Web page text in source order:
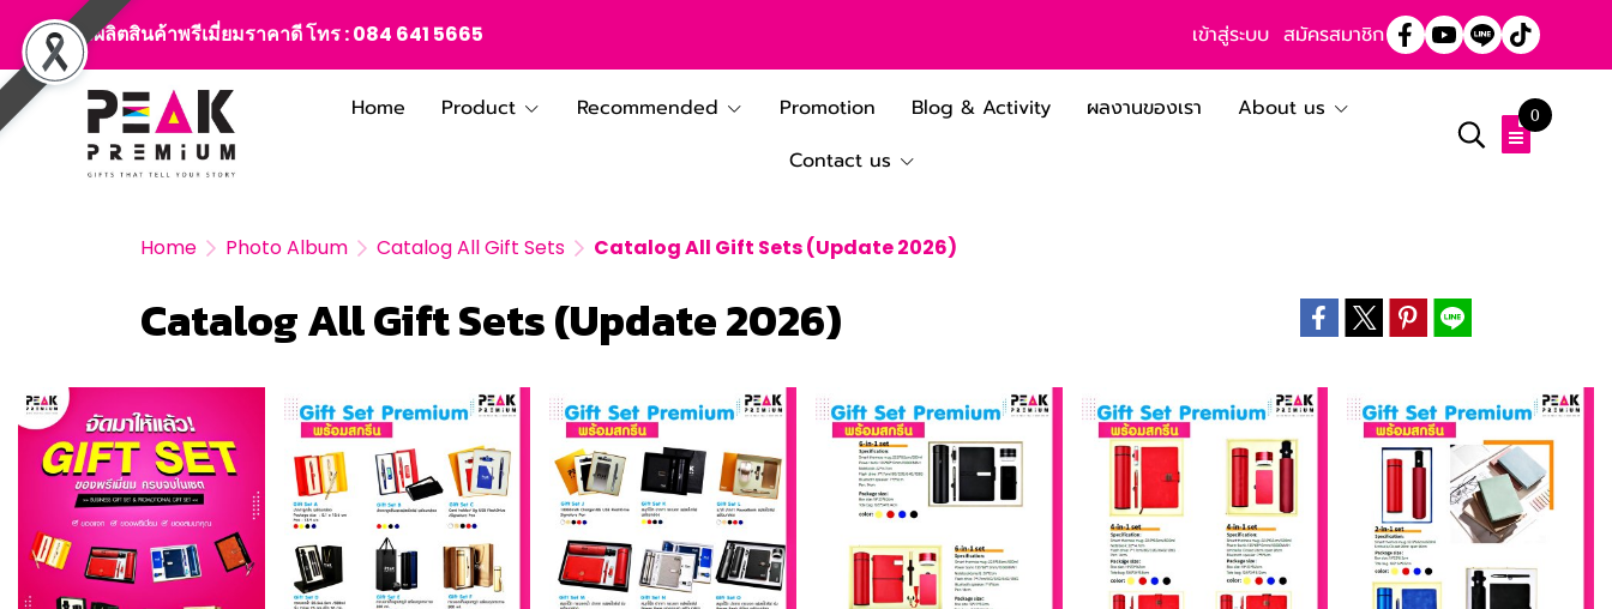
สั่งผลิตสินค้าพรีเมี่ยมราคาดี โทร :084 641 5665 เข้าสู่ระบบ สมัครสมาชิก
Home Product Recommended Promotion Blog & Activity ผลงานของเรา
About us
Contact us
0
Home Photo Album Catalog All Gift Sets Catalog All Gift Sets (Update 2026)
Catalog All Gift Sets (Update 2026)